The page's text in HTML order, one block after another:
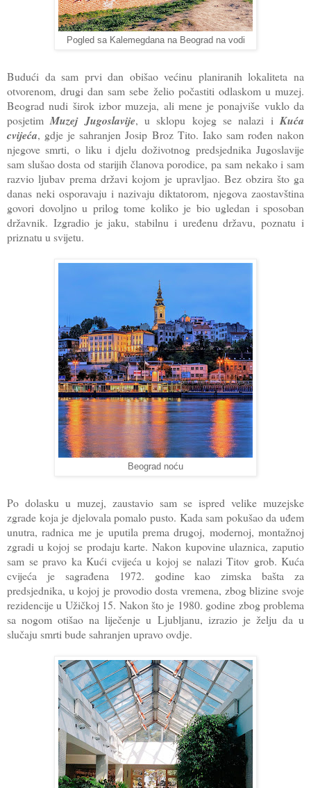
Pogled sa Kalemegdana na Beograd na vodi
Budući da sam prvi dan obišao većinu planiranih lokaliteta na
otvorenom, drugi dan sam sebe želio počastiti odlaskom u muzej.
Beograd nudi širok izbor muzeja, ali mene je ponajviše vuklo da
posjetimMuzej Jugoslavije, u sklopu kojeg se nalazi i Kuća
cvijeća, gdje je sahranjen Josip Broz Tito. Iako sam rođen nakon
njegove smrti, o liku i djelu doživotnog predsjednika Jugoslavije
sam slušao dosta od starijih članova porodice, pa sam nekako i sam
razvio ljubav prema državi kojom je upravljao. Bez obzira što ga
danas neki osporavaju i nazivaju diktatorom, njegova zaostavština
govori dovoljno u prilog tome koliko je bio ugledan i sposoban
državnik. Izgradio je jaku, stabilnu i uređenu državu, poznatu i
priznatu u svijetu.
Beograd noću
Po dolasku u muzej, zaustavio sam se ispred velike muzejske
zgrade koja je djelovala pomalo pusto. Kada sam pokušao da uđem
unutra, radnica me je uputila prema drugoj, modernoj, montažnoj
zgradi u kojoj se prodaju karte. Nakon kupovine ulaznica, zaputio
sam se pravo ka Kući cvijeća u kojoj se nalazi Titov grob. Kuća
cvijeća je sagrađena 1972. godine kao zimska bašta za
predsjednika, u kojoj je provodio dosta vremena, zbog blizine svoje
rezidencije u Užičkoj 15. Nakon što je 1980. godine zbog problema
sa nogom otišao na liječenje u Ljubljanu, izrazio je želju da u
slučaju smrti bude sahranjen upravo ovdje.